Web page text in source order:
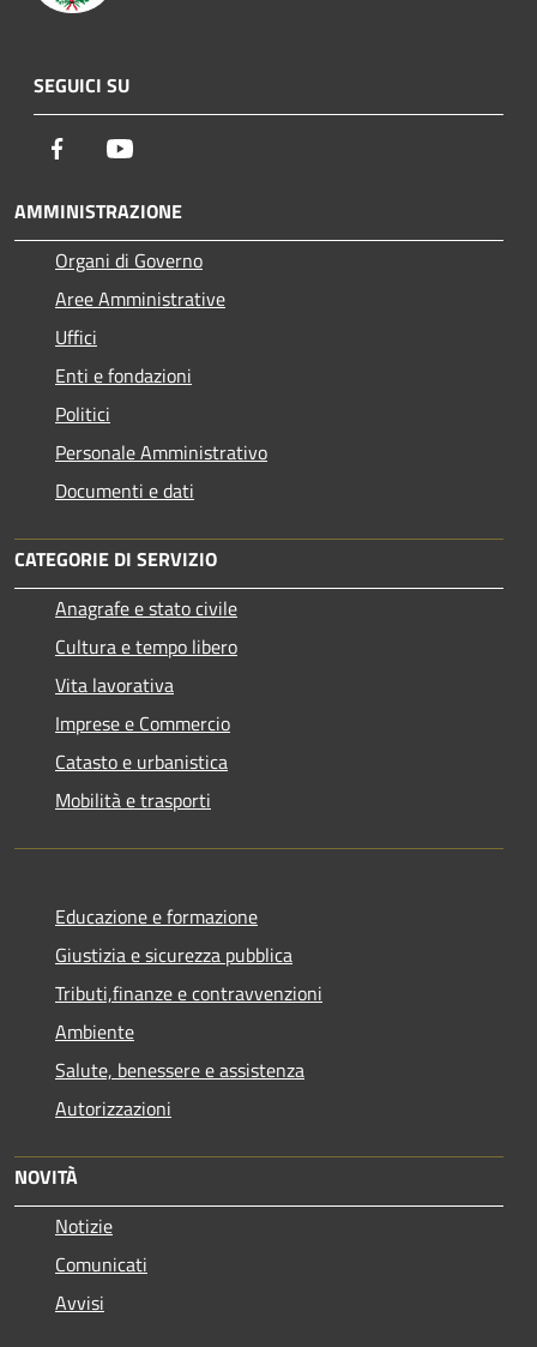
SEGUICI SU
Facebook
AMMINISTRAZIONE
Organi di Governo
Aree Amministrative
Uffici
Enti e fondazioni
Politici
Personale Amministrativo
Documenti e dati
CATEGORIE DI SERVIZIO
Anagrafe e stato civile
Cultura e tempo libero
Vita lavorativa
Imprese e Commercio
Catasto e urbanistica
Mobilità e trasporti
Educazione e formazione
Giustizia e sicurezza pubblica
Tributi,finanze e contravvenzioni
Ambiente
Salute, benessere e assistenza
Autorizzazioni
NOVITÀ
Notizie
Comunicati
Avvisi